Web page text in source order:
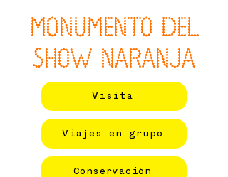
MONUMENTO DEL
SHOW NARANJA
Visita
Viajes en grupo
Conservación